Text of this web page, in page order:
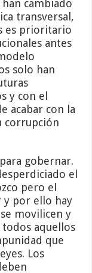
han cambiado
transversal,
es prioritario
antes
solo han
y con el
acabar con la
corrupción
gobernar.
el
pero el
y por ello hay
movilicen y
aquellos
que
Los